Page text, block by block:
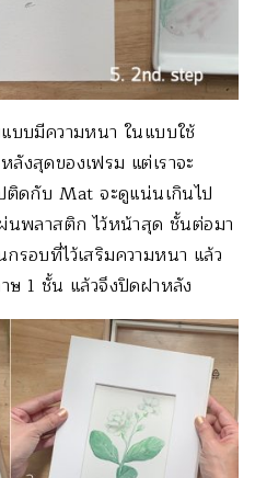
บบมีความหนา ในแบบใช้
งสุดของเฟรม แต่เราจะ
ติดกับ Mat จะดูแน่นเกินไป
นพลาสติก ไว้หน้าสุด ชั้นต่อมา
รอบที่ไว้เสริมความหนา แล้ว
ษ 1 ชั้น แล้วจึงปิดฝาหลัง